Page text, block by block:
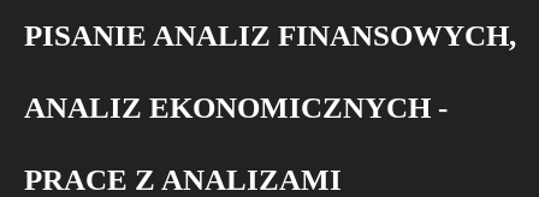
PISANIE ANALIZ FINANSOWYCH,
ANALIZ EKONOMICZNYCH -
PRACE Z ANALIZAMI